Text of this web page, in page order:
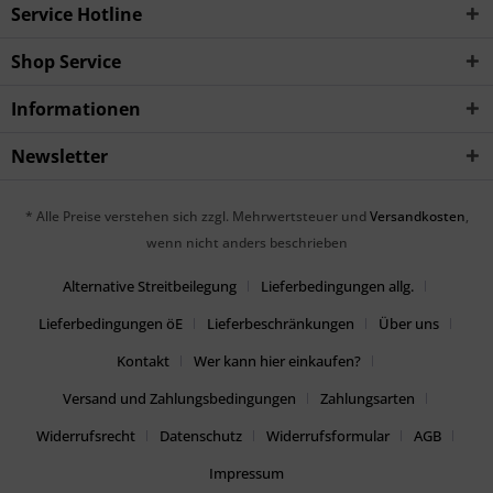
Service Hotline
Shop Service
Informationen
Newsletter
* Alle Preise verstehen sich zzgl. Mehrwertsteuer und Versandkosten,
wenn nicht anders beschrieben
Alternative Streitbeilegung
Lieferbedingungen allg.
Lieferbedingungen öE
Lieferbeschränkungen
Über uns
Kontakt
Wer kann hier einkaufen?
Versand und Zahlungsbedingungen
Zahlungsarten
Widerrufsrecht
Datenschutz Widerrufsformular
AGB
Impressum